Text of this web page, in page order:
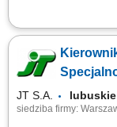
Miejsce pracy
prowadzenie
napięcia oraz
JT S.A.
siedziba firmy: